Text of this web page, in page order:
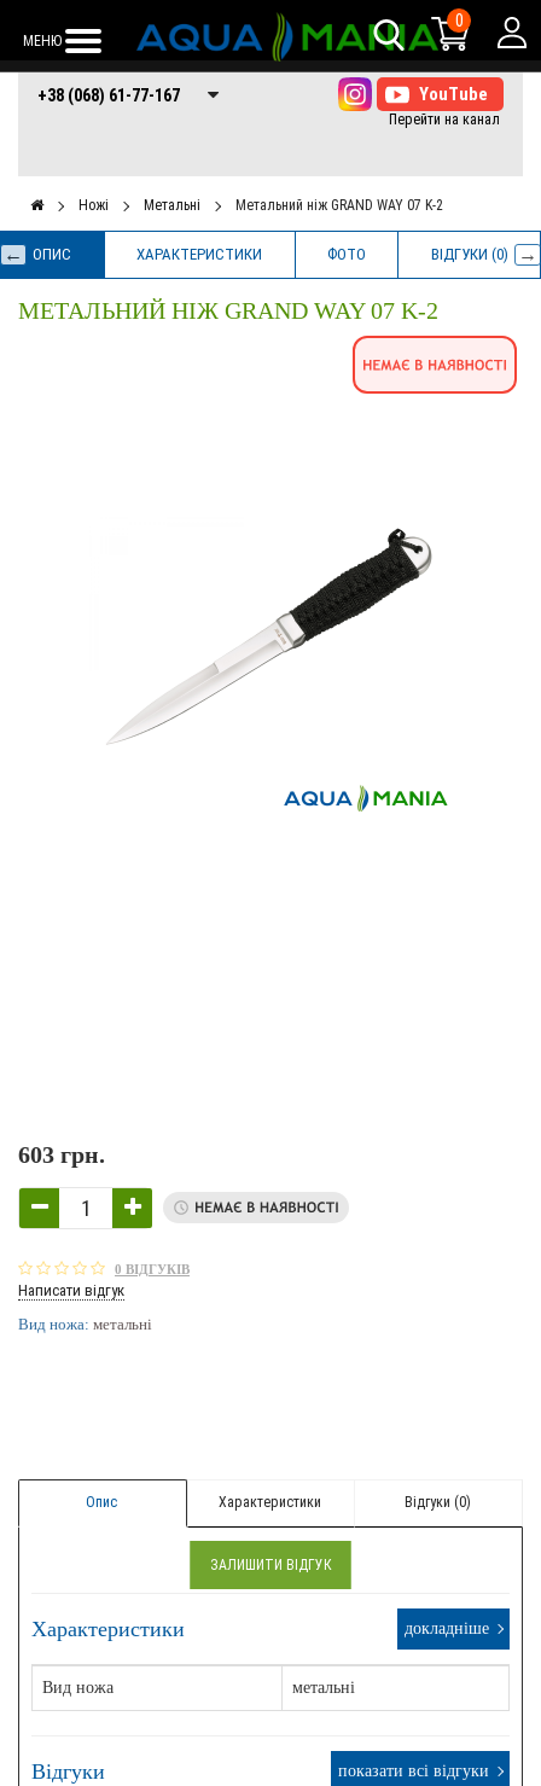
МЕНЮ
0
+38 (068) 61-77-
167
+38 (066) 61-77-+38 (073) 61-77-
167
+38 (068) 61-77-167
Ножі Метальні Метальний ніж GRAND WAY 07 K-2
ОПИС ХАРАКТЕРИСТИКИ ФОТО ВІДГУКИ (0)
МЕТАЛЬНИЙ НІЖ GRAND WAY 07 K-2
603 грн.
0 ВІДГУКІВ
Написати відгук
Вид ножа: метальні
ЗАЛИШИТИ ВІДГУК
Опис Характеристики Відгуки (0)
Характеристики докладніше
Вид ножа метальні
Відгуки показати всі відгуки